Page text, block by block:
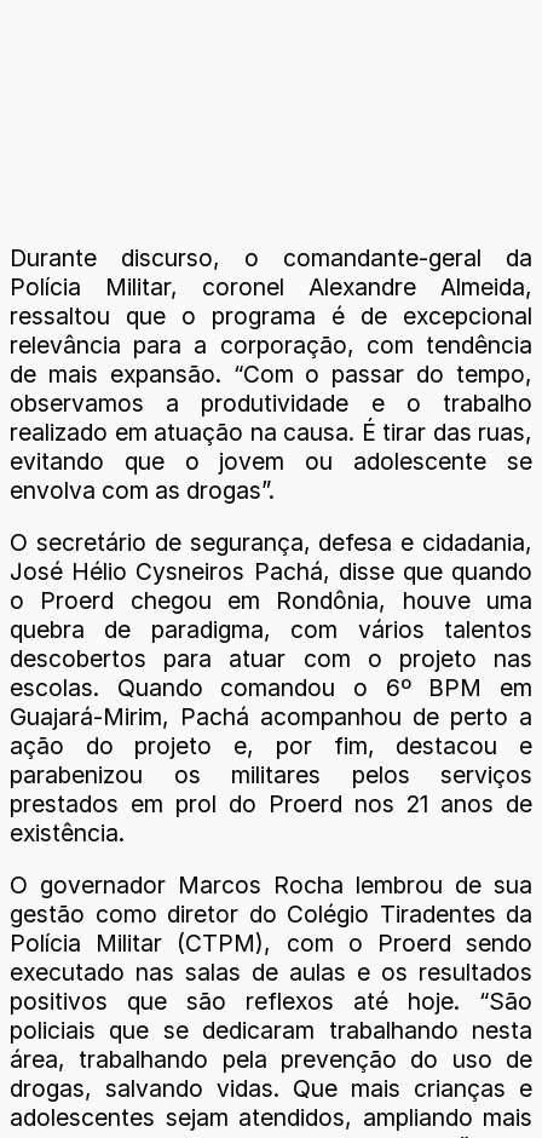
Durante discurso, o comandante-geral da
Polícia Militar, coronel Alexandre Almeida,
ressaltou que o programa é de excepcional
relevância para a corporação, com tendência
de mais expansão. “Com o passar do tempo,
observamos a produtividade e o trabalho
realizado em atuação na causa. É tirar das ruas,
evitando que o jovem ou adolescente se
envolva com as drogas”.
O secretário de segurança, defesa e cidadania,
José Hélio Cysneiros Pachá, disse que quando
o Proerd chegou em Rondônia, houve uma
quebra de paradigma, com vários talentos
descobertos para atuar com o projeto nas
escolas. Quando comandou o 6º BPM em
Guajará-Mirim, Pachá acompanhou de perto a
ação do projeto e, por fim, destacou e
parabenizou os militares pelos serviços
prestados em prol do Proerd nos 21 anos de
existência.
O governador Marcos Rocha lembrou de sua
gestão como diretor do Colégio Tiradentes da
Polícia Militar (CTPM), com o Proerd sendo
executado nas salas de aulas e os resultados
positivos que são reflexos até hoje. “São
policiais que se dedicaram trabalhando nesta
área, trabalhando pela prevenção do uso de
drogas, salvando vidas. Que mais crianças e
adolescentes sejam atendidos, ampliando mais